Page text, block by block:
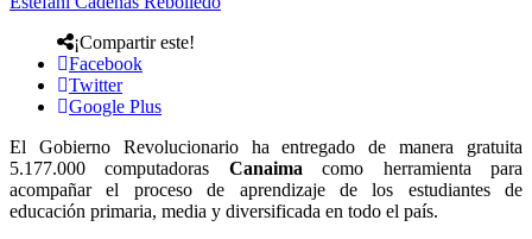
¡Compartir este!
Facebook
Twitter
Google Plus
El Gobierno Revolucionario ha entregado de manera gratuita
5.177.000 computadoras Canaima como herramienta para
acompañar el proceso de aprendizaje de los estudiantes de
educación primaria, media y diversificada en todo el país.